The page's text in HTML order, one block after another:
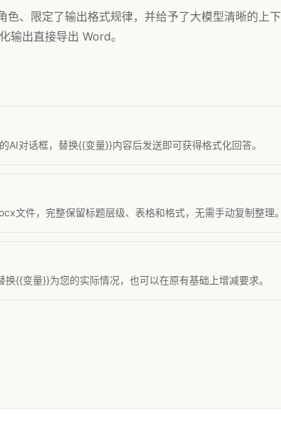
、限定了输出格式规律，并给予了大模型清晰的上
输出直接导出 Word。
对话框，替换{{变量}}内容后发送即可获得格式化回答。
文件，完整保留标题层级、表格和格式，无需手动复制整理。
{{变量}}为您的实际情况，也可以在原有基础上增减要求。